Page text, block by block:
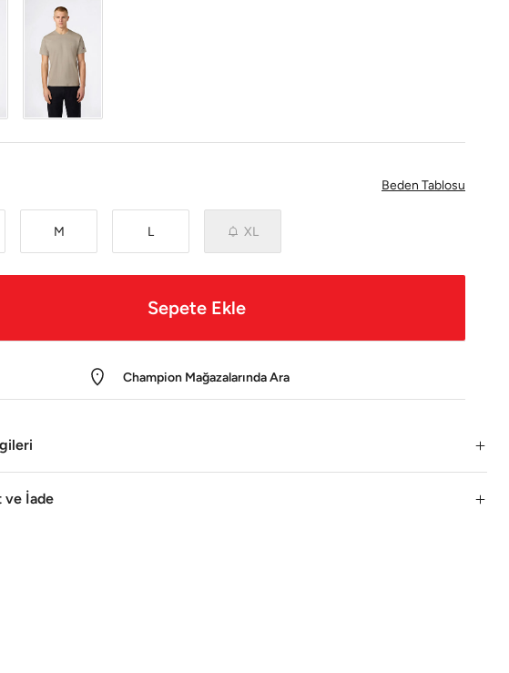
Beden Tablosu
M L XL
Sepete Ekle
Champion Mağazalarında Ara
ve İade